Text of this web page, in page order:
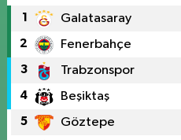
1 Galatasaray
2 Fenerbahçe
3 Trabzonspor
4 Beşiktaş
5 Göztepe